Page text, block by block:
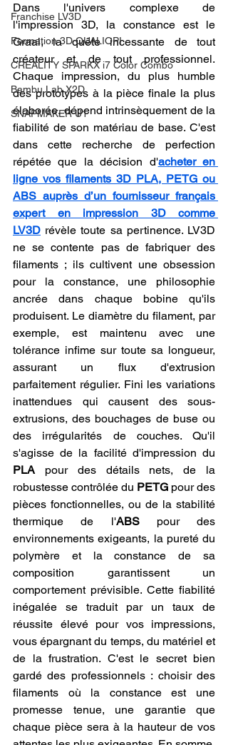
Franchise LV3D
Formation 3D QUALIOPI
CREALITY SPARKX i7 Color Combo
Bambu Lab X2D
SNAPMAKER U1
Dans l'univers complexe de
l'impression 3D, la constance est le
Graal, la quête incessante de tout
créateur et de tout professionnel.
Chaque impression, du plus humble
des prototypes à la pièce finale la plus
élaborée, dépend intrinsèquement de la
fiabilité de son matériau de base. C'est
dans cette recherche de perfection
répétée que la décision d'acheter en
ligne vos filaments 3D PLA, PETG ou
ABS auprès d’un fournisseur français
expert en impression 3D comme
LV3D révèle toute sa pertinence. LV3D
ne se contente pas de fabriquer des
filaments ; ils cultivent une obsession
pour la constance, une philosophie
ancrée dans chaque bobine qu'ils
produisent. Le diamètre du filament, par
exemple, est maintenu avec une
tolérance infime sur toute sa longueur,
assurant un flux d'extrusion
parfaitement régulier. Fini les variations
inattendues qui causent des sous-
extrusions, des bouchages de buse ou
des irrégularités de couches. Qu'il
PLA pour des détails nets, de la
robustesse contrôlée du PETG pour des
pièces fonctionnelles, ou de la stabilité
thermique de l'ABS pour des
environnements exigeants, la pureté du
polymère et la constance de sa
composition garantissent un
comportement prévisible. Cette fiabilité
inégalée se traduit par un taux de
réussite élevé pour vos impressions,
vous épargnant du temps, du matériel et
de la frustration. C'est le secret bien
gardé des professionnels : choisir des
filaments où la constance est une
promesse tenue, une garantie que
chaque pièce sera à la hauteur de vos